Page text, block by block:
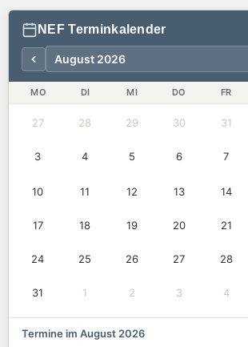
NEF Terminkalender
MO DI MI DO FR
27 28 29 30 31
3 4 5 6 7
10 11 12 13 14
17 18 19 20 21
24 25 26 27 28
31 1 2 3 4
Termine im August 2026